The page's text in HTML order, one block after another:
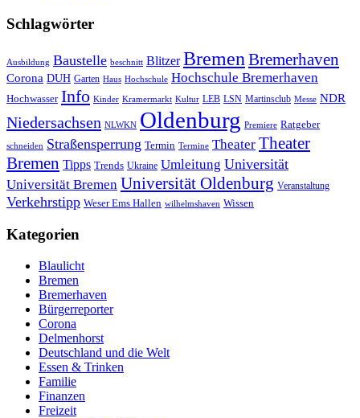
Schlagwörter
Ausbildung Baustelle beschnitt Blitzer BremenBremerhaven
Corona DUH Garten Haus Hochschule Hochschule Bremerhaven
Hochwasser Info Kinder Kramermarkt Kultur LEB LSN Martinsclub Messe NDR
Niedersachsen NLWKN Oldenburg Premiere Ratgeber
schneiden Straßensperrung Termin Termine Theater Theater
Bremen Tipps Trends Ukraine Umleitung Universität
Universität Bremen Universität Oldenburg Veranstaltung
Verkehrstipp Weser Ems Hallen wilhelmshaven Wissen
Kategorien
Blaulicht
Bremen
Bremerhaven
Bürgerreporter
Corona
Delmenhorst
Deutschland und die Welt
Essen & Trinken
Familie
Finanzen
Freizeit